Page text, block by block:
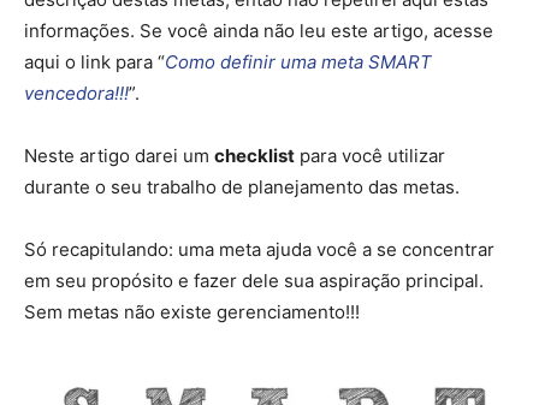
informações. Se você ainda não leu este artigo, acesse
aqui o link para “Como definir uma meta SMART
vencedora!!!”.
Neste artigo darei um checklist para você utilizar
durante o seu trabalho de planejamento das metas.
Só recapitulando: uma meta ajuda você a se concentrar
em seu propósito e fazer dele sua aspiração principal.
Sem metas não existe gerenciamento!!!